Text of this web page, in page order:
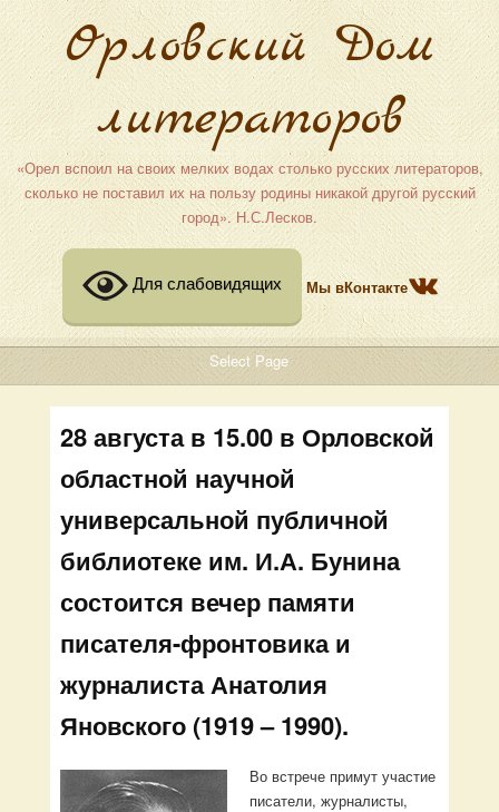
Орловский Дом
литераторов
«Орел вспоил на своих мелких водах столько русских литераторов,
сколько не поставил их на пользу родины никакой другой русский
город». Н.С.Лесков.
Для слабовидящих Мы вКонтакте
Select Page
28 августа в 15.00 в Орловской
областной научной
универсальной публичной
библиотеке им. И.А. Бунина
состоится вечер памяти
писателя-фронтовика и
журналиста Анатолия
Яновского (1919 – 1990).
Во встрече примут участие
писатели, журналисты,